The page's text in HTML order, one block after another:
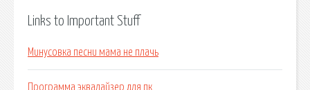
Links to Important Stuff
Минусовка песни мама не плачь
Программа эквалайзер для пк